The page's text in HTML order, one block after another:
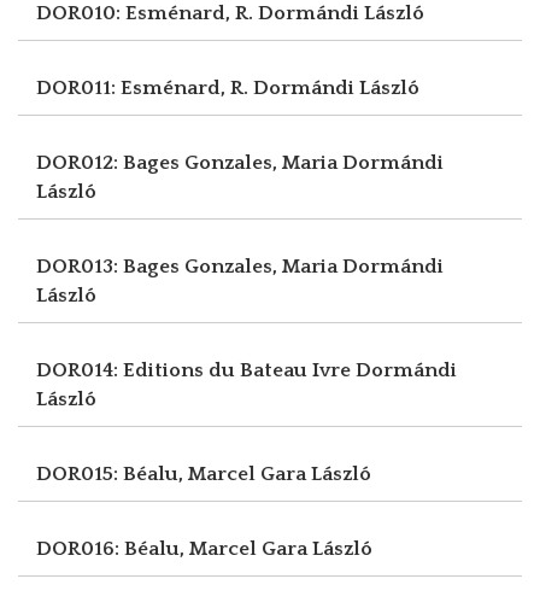
DOR010: Esménard, R. Dormándi László
DOR011: Esménard, R. Dormándi László
DOR012: Bages Gonzales, MariaDormándi
László
DOR013: Bages Gonzales, MariaDormándi
László
DOR014: Editions du Bateau Ivre Dormándi
László
DOR015: Béalu, Marcel Gara László
DOR016: Béalu, Marcel Gara László